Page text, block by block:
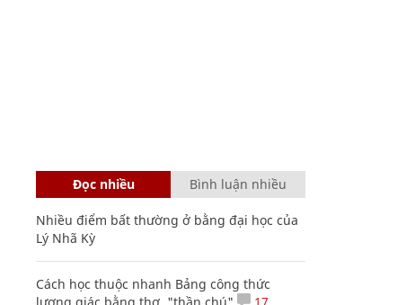
Đọc nhiều Bình luận nhiều
Nhiều điểm bất thường ở bằng đại học của
Lý Nhã Kỳ
Cách học thuộc nhanh Bảng công thức